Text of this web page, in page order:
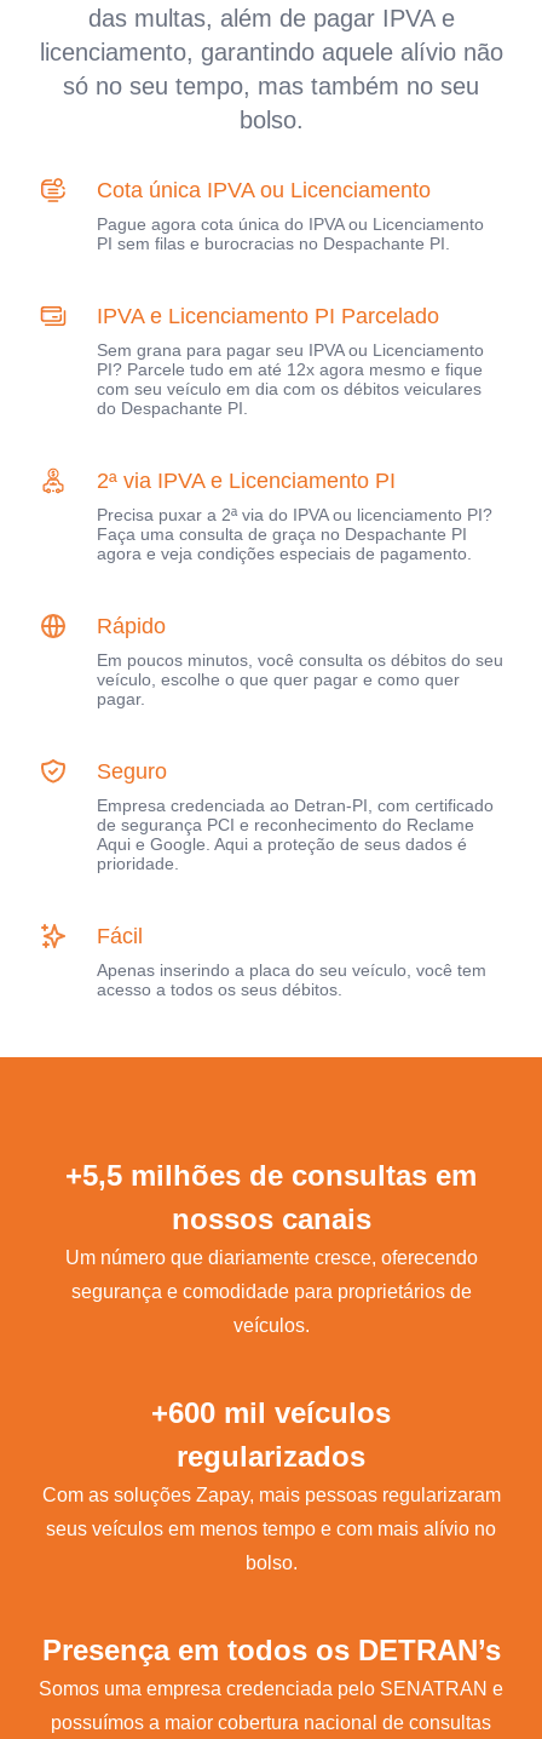
das multas, além de pagar IPVA e
licenciamento, garantindo aquele alívio não
só no seu tempo, mas também no seu
bolso.
Cota única IPVA ou Licenciamento
Pague agora cota única do IPVA ou Licenciamento
PI sem filas e burocracias no Despachante PI.
IPVA e Licenciamento PI Parcelado
Sem grana para pagar seu IPVA ou Licenciamento
PI? Parcele tudo em até 12x agora mesmo e fique
com seu veículo em dia com os débitos veiculares
do Despachante PI.
2ª via IPVA e Licenciamento PI
Precisa puxar a 2ª via do IPVA ou licenciamento PI?
Faça uma consulta de graça no Despachante PI
agora e veja condições especiais de pagamento.
Rápido
Em poucos minutos, você consulta os débitos do seu
veículo, escolhe o que quer pagar e como quer
pagar.
Seguro
Empresa credenciada ao Detran-PI, com certificado
de segurança PCI e reconhecimento do Reclame
Aqui e Google. Aqui a proteção de seus dados é
prioridade.
Fácil
Apenas inserindo a placa do seu veículo, você tem
acesso a todos os seus débitos.
+5,5 milhões de consultas em
nossos canais
Um número que diariamente cresce, oferecendo
segurança e comodidade para proprietários de
veículos.
+600 mil veículos
regularizados
Com as soluções Zapay, mais pessoas regularizaram
seus veículos em menos tempo e com mais alívio no
bolso.
Presença em todos os DETRAN’s
Somos uma empresa credenciada pelo SENATRAN e
possuímos a maior cobertura nacional de consultas